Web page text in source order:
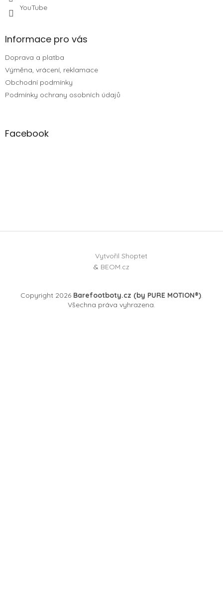
YouTube
Informace pro vás
Doprava a platba
Výměna, vrácení, reklamace
Obchodní podmínky
Podmínky ochrany osobních údajů
Facebook
Vytvořil Shoptet
& BEOM.cz
Copyright 2026 Barefootboty.cz (by PURE MOTION®).
Všechna práva vyhrazena.